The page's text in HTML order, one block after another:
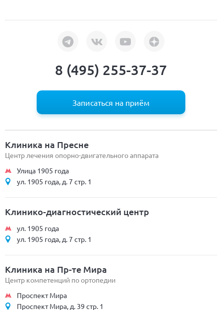
8 (495) 255-37-37
Записаться на приём
Клиника на Пресне
Центр лечения опорно-двигательного аппарата
Улица 1905 года
ул. 1905 года, д. 7 стр. 1
Клинико-диагностический центр
ул. 1905 года
ул. 1905 года, д. 7 стр. 1
Клиника на Пр-те Мира
Центр компетенций по ортопедии
Проспект Мира
Проспект Мира, д. 39 стр. 1